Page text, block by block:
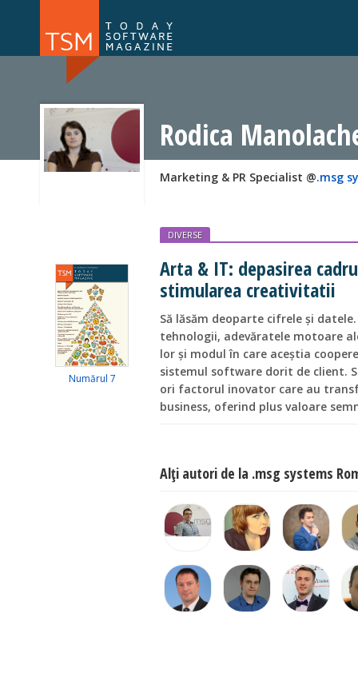
NOU
Rodica
Marketing & PR Specialist @.msg
Numărul 7
DIVERSE
Arta & IT: depasirea
stimularea creativitatii
Să lăsăm deoparte cifrele și
tehnologii, adevăratele motoare
lor și modul în care aceștia
sistemul software dorit de client.
ori factorul inovator care au
business, oferind plus valoare
Alţi autori de la .msg systems